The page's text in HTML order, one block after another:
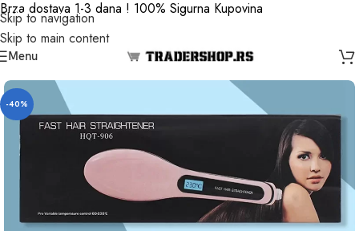
Skip to navigation
Skip to main content
Brza dostava 1-3 dana ! 100% Sigurna Kupovina
Menu
-40%